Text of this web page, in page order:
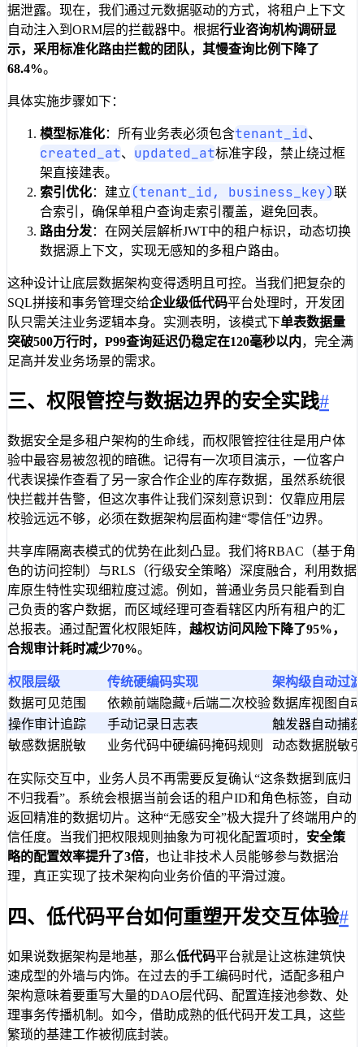
据泄露。现在，我们通过元数据驱动的方式，将租户上下文
自动注入到ORM层的拦截器中。根据行业咨询机构调研显
示，采用标准化路由拦截的团队，其慢查询比例下降了
68.4%。
具体实施步骤如下：
模型标准化：所有业务表必须包含tenant_id、
created_at、 updated_at标准字段，禁止绕过框
架直接建表。
索引优化：建立 (tenant_id, business_key)联
合索引，确保单租户查询走索引覆盖，避免回表。
路由分发：在网关层解析JWT中的租户标识，动态切换
数据源上下文，实现无感知的多租户路由。
这种设计让底层数据架构变得透明且可控。当我们把复杂的
SQL拼接和事务管理交给企业级低代码平台处理时，开发团
队只需关注业务逻辑本身。实测表明，该模式下单表数据量
突破500万行时，P99查询延迟仍稳定在120毫秒以内，完全满
足高并发业务场景的需求。
三、权限管控与数据边界的安全实践#
数据安全是多租户架构的生命线，而权限管控往往是用户体
验中最容易被忽视的暗礁。记得有一次项目演示，一位客户
代表误操作查看了另一家合作企业的库存数据，虽然系统很
快拦截并告警，但这次事件让我们深刻意识到：仅靠应用层
校验远远不够，必须在数据架构层面构建“零信任”边界。
共享库隔离表模式的优势在此刻凸显。我们将RBAC（基于角
色的访问控制）与RLS（行级安全策略）深度融合，利用数据
库原生特性实现细粒度过滤。例如，普通业务员只能看到自
己负责的客户数据，而区域经理可查看辖区内所有租户的汇
总报表。通过配置化权限矩阵， 越权访问风险下降了95%，
合规审计耗时减少70%。
权限层级 传统硬编码实现
架构级自动过滤
数据可见范围
依赖前端隐藏+后端二次校验数据库视图自
操作审计追踪
手动记录日志表
触发器自动捕
敏感数据脱敏
业务代码中硬编码掩码规则 动态数据脱敏
在实际交互中，业务人员不再需要反复确认“这条数据到底归
不归我看”。系统会根据当前会话的租户ID和角色标签，自动
返回精准的数据切片。这种“无感安全”极大提升了终端用户的
信任度。当我们把权限规则抽象为可视化配置项时， 安全策
略的配置效率提升了3倍，也让非技术人员能够参与数据治
理，真正实现了技术架构向业务价值的平滑过渡。
四、低代码平台如何重塑开发交互体验#
如果说数据架构是地基，那么低代码平台就是让这栋建筑快
速成型的外墙与内饰。在过去的手工编码时代，适配多租户
架构意味着要重写大量的DAO层代码、配置连接池参数、处
理事务传播机制。如今，借助成熟的低代码开发工具，这些
繁琐的基建工作被彻底封装。